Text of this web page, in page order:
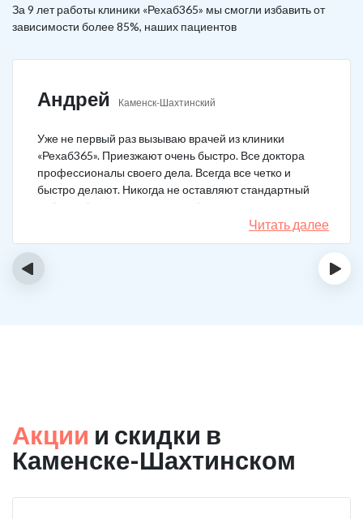
За 9 лет работы клиники «Рехаб365» мы смогли избавить от
зависимости более 85%, наших пациентов
Андрей Каменск-Шахтинский
Уже не первый раз вызываю врачей из клиники
«Рехаб365». Приезжают очень быстро. Все доктора
профессионалы своего дела. Всегда все четко и
быстро делают. Никогда не оставляют стандартный
набор таблеток, а именно подбирают
индивидуальный комплекс под конкретный случай.
Несколько раз делал вызов, и назначения были под
Читать далее
‹ ›
Акции и скидки в
Каменске-Шахтинском